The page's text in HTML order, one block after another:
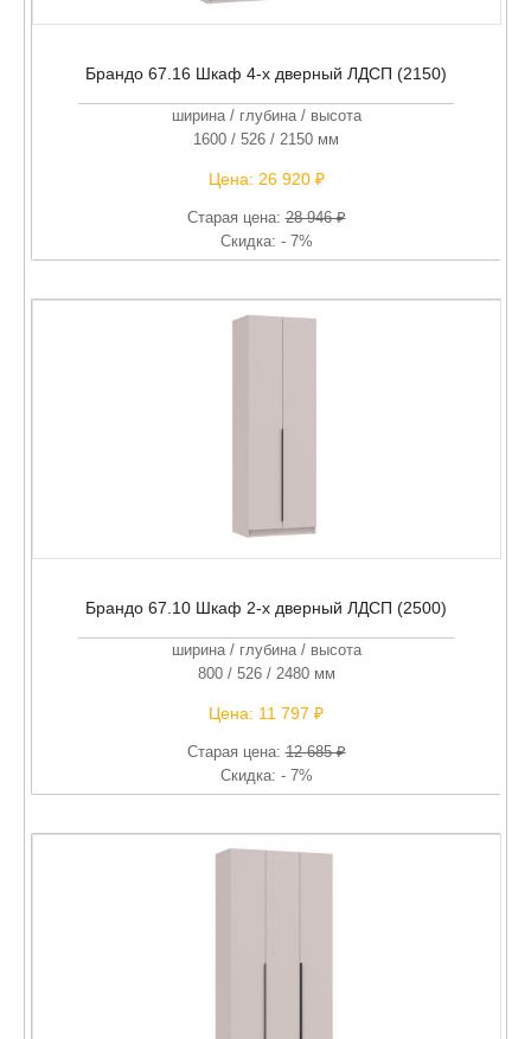
Брандо 67.16 Шкаф 4-х дверный ЛДСП (2150)
ширина / глубина / высота
1600 / 526 / 2150 мм
Цена: 26 920 ₽
Старая цена:28 946 ₽
Скидка: - 7%
Брандо 67.10 Шкаф 2-х дверный ЛДСП (2500)
ширина / глубина / высота
800 / 526 / 2480 мм
Цена: 11 797 ₽
Старая цена:12 685 ₽
Скидка: - 7%